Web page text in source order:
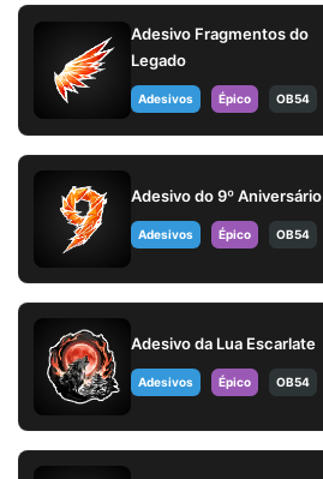
Adesivo Fragmentos do
Legado
Adesivos Épico OB54
Adesivo do 9º Aniversário
Adesivos Épico OB54
Adesivo da Lua Escarlate
Adesivos Épico OB54